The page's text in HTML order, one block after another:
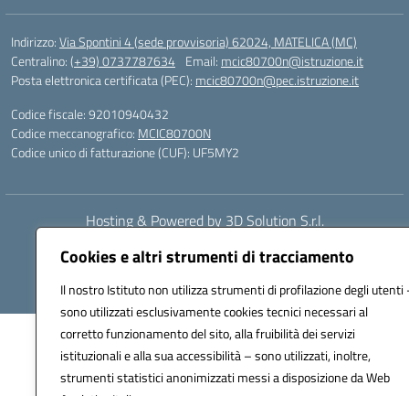
Cookies e altri strumenti di tracciamento
Il nostro Istituto non utilizza strumenti di profilazione degli utenti
sono utilizzati esclusivamente cookies tecnici necessari al
corretto funzionamento del sito, alla fruibilità dei servizi
istituzionali e alla sua accessibilità – sono utilizzati, inoltre,
strumenti statistici anonimizzati messi a disposizione da Web
Indirizzo:Via Spontini 4 (sede provvisoria) 62024, MATELICA (MC)
Centralino:(+39) 0737787634 Email: mcic80700n@istruzione.it
Posta elettronica certificata (PEC): mcic80700n@pec.istruzione.it
Codice fiscale: 92010940432
Codice meccanografico: MCIC80700N
Codice unico di fatturazione (CUF): UF5MY2
Hosting & Powered by 3D Solution S.r.l.